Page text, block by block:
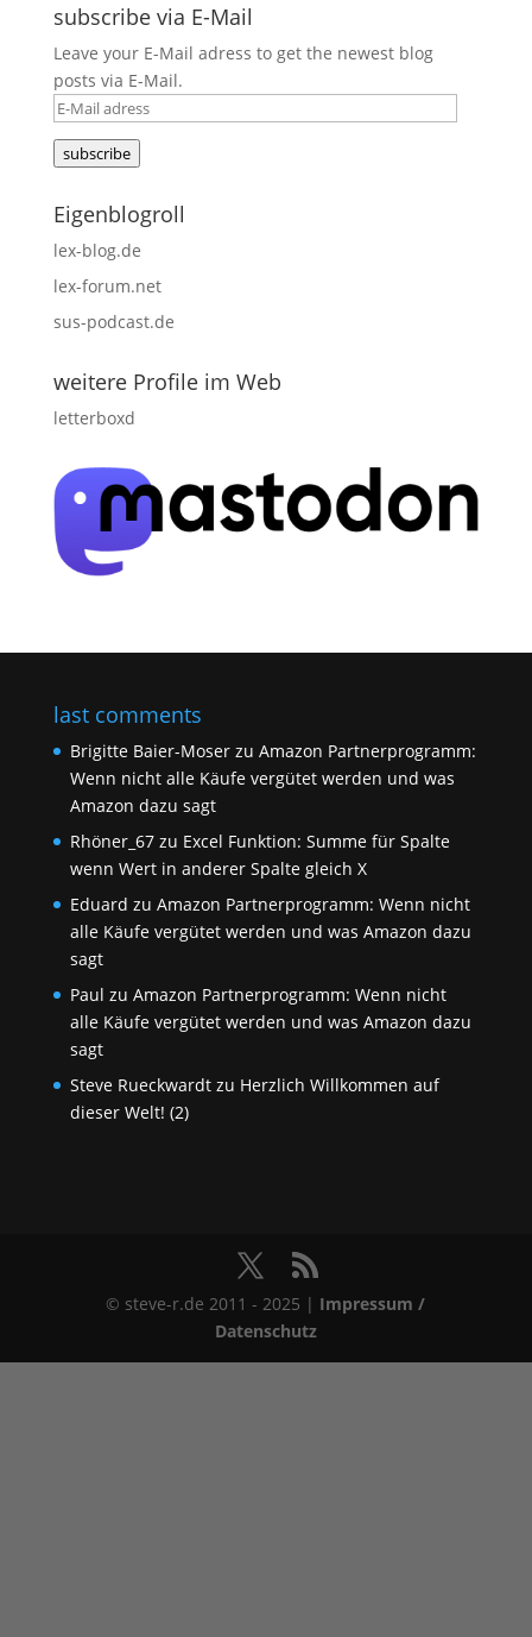
subscribe via E-Mail
Leave your E-Mail adress to get the newest blog
posts via E-Mail.
E-
Mail
adress
subscribe
Eigenblogroll
lex-blog.de
lex-forum.net
sus-podcast.de
weitere Profile im Web
letterboxd
last comments
Brigitte Baier-Moserzu Amazon Partnerprogramm:
Wenn nicht alle Käufe vergütet werden und was
Amazon dazu sagt
Rhöner_67zu Excel Funktion: Summe für Spalte
wenn Wert in anderer Spalte gleich X
Eduard zu Amazon Partnerprogramm: Wenn nicht
alle Käufe vergütet werden und was Amazon dazu
sagt
Paul zu Amazon Partnerprogramm: Wenn nicht
alle Käufe vergütet werden und was Amazon dazu
sagt
Steve Rueckwardtzu Herzlich Willkommen auf
dieser Welt! (2)
© steve-r.de 2011 - 2025 | Impressum /
Datenschutz